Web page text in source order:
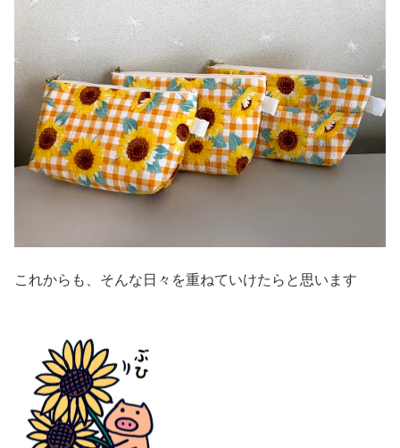
これからも、そんな日々を重ねていけたらと思います